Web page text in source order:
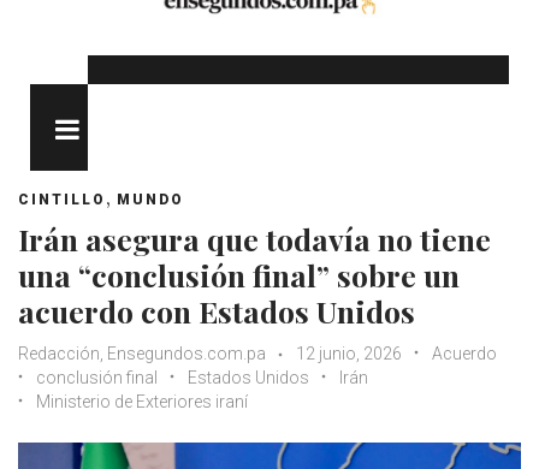
CINTILLO , MUNDO
Irán asegura que todavía no tiene
una “conclusión final” sobre un
acuerdo con Estados Unidos
Redacción, Ensegundos.com.pa 12 junio, 2026
Acuerdo
conclusión final
Estados Unidos
Irán
Ministerio de Exteriores iraní